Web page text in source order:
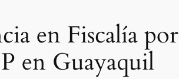
en Fiscalía por
en Guayaquil